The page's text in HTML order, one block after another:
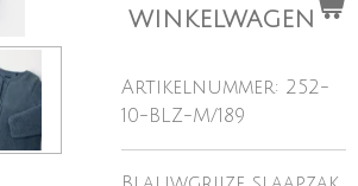
WINKELWAGEN
Artikelnummer: 252-
10-BLZ-M/189